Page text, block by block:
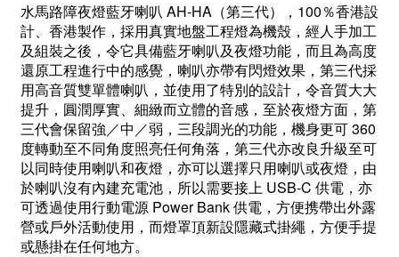
水馬路障夜燈藍牙喇叭 AH-HA（第三代），100％香港設
計、香港製作，採用真實地盤工程燈為機殼，經人手加工
及組裝之後，令它具備藍牙喇叭及夜燈功能，而且為高度
還原工程進行中的感覺，喇叭亦帶有閃燈效果，第三代採
用高音質雙單體喇叭，並使用了特別的設計，令音質大大
提升 ，圓潤厚實、細緻而立體的音感， 至於夜燈方面， 第
三代會保留強／中／弱，三段調光的功能， 機身更可 360
度轉動至不同角度照亮任何角落 ，第三代亦改良升級至可
以同時使用喇叭和夜燈，亦可以選擇只用喇叭或夜燈，由
於喇叭沒有內建充電池，所以需要接上 USB-C 供電，亦
可透過使用行動電源 Power Bank 供電，方便携帶出外露
營或戶外活動使用，而燈罩頂新設隱藏式掛繩，方便手提
或懸掛在任何地方。